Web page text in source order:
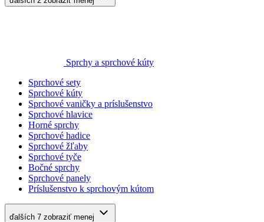
Sprchy a sprchové kúty
Sprchové sety
Sprchové kúty
Sprchové vaničky a príslušenstvo
Sprchové hlavice
Horné sprchy
Sprchové hadice
Sprchové žľaby
Sprchové tyče
Bočné sprchy
Sprchové panely
Príslušenstvo k sprchovým kútom
ďalších 7 zobraziť menej